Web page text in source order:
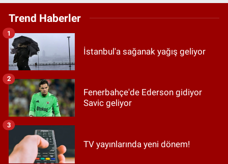
Trend Haberler
İstanbul'a sağanak yağış geliyor
1
Fenerbahçe'de Ederson gidiyor
Savic geliyor
2
TV yayınlarında yeni dönem!
3